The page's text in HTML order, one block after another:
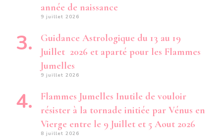
année de naissance
9 juillet 2026
Guidance Astrologique du 13 au 19
Juillet 2026 et aparté pour les Flammes
Jumelles
9 juillet 2026
Flammes Jumelles Inutile de vouloir
résister à la tornade initiée par Vénus en
Vierge entre le 9 Juillet et 5 Aout 2026
8 juillet 2026